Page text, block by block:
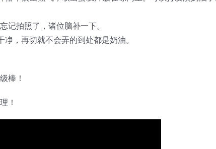
记拍照了，诸位脑补一下。
，再切就不会弄的到处都是奶油。
棒！
！